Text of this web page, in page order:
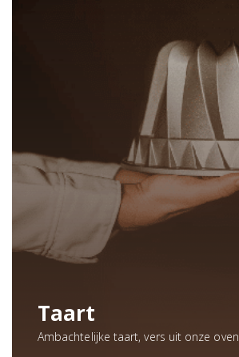
Taart
Ambachtelijke taart, vers uit onze oven